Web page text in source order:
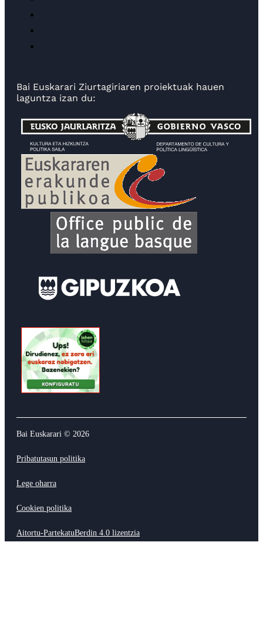
Bai Euskarari Ziurtagiriaren proiektuak hauen
laguntza izan du:
Bai Euskarari © 2026
Pribatutasun politika
Lege oharra
Cookien politika
Aitortu-PartekatuBerdin 4.0 lizentzia